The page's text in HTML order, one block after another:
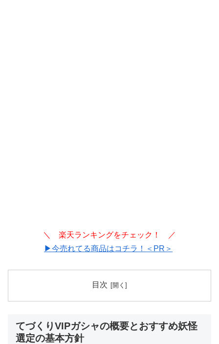
＼ 楽天ランキングをチェック！ ／
▶今売れてる商品はコチラ！＜PR＞
目次
てづくりVIPガシャの概要とおすすめ妖怪
選定の基本方針